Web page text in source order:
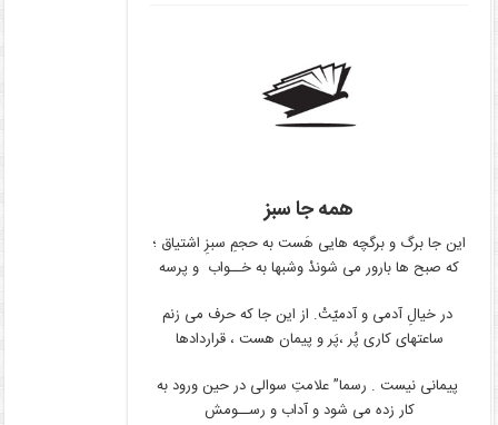
همه جا سبز
این جا برگ و برگچه هایی هَست به حجمِ سبزِ اشتیاق ؛
که صبح ها بارور می شوندْ وشبها به خــواب و پرسه
در خیالِ آدمی و آدمیّتْ. از این جا که حرف می زنم
ساعتهای کاری پُر ،پَر و پیمان هست ، قراردادها
پیمانی نیست . رسما” علامتِ سوالی در حین ورود به
کار زده می شود و آداب و رســومش